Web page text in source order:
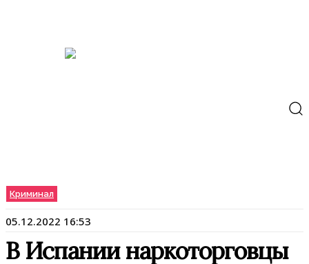
Криминал
05.12.2022 16:53
В Испании наркоторговцы